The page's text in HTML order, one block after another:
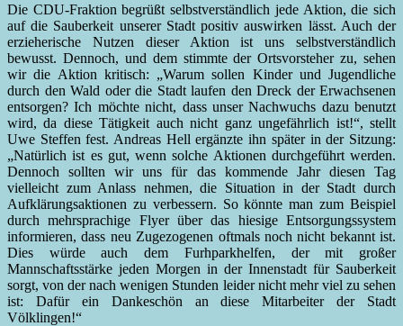
Die CDU-Fraktion begrüßt selbstverständlich jede Aktion, die sich
auf die Sauberkeit unserer Stadt positiv auswirken lässt. Auch der
erzieherische Nutzen dieser Aktion ist uns selbstverständlich
bewusst. Dennoch, und dem stimmte der Ortsvorsteher zu, sehen
wir die Aktion kritisch: „Warum sollen Kinder und Jugendliche
durch den Wald oder die Stadt laufen den Dreck der Erwachsenen
entsorgen? Ich möchte nicht, dass unser Nachwuchs dazu benutzt
wird, da diese Tätigkeit auch nicht ganz ungefährlich ist!“, stellt
Uwe Steffen fest. Andreas Hell ergänzte ihn später in der Sitzung:
„Natürlich ist es gut, wenn solche Aktionen durchgeführt werden.
Dennoch sollten wir uns für das kommende Jahr diesen Tag
vielleicht zum Anlass nehmen, die Situation in der Stadt durch
Aufklärungsaktionen zu verbessern. So könnte man zum Beispiel
durch mehrsprachige Flyer über das hiesige Entsorgungssystem
informieren, dass neu Zugezogenen oftmals noch nicht bekannt ist.
Dies würde auch dem Furhparkhelfen, der mit großer
Mannschaftsstärke jeden Morgen in der Innenstadt für Sauberkeit
sorgt, von der nach wenigen Stunden leider nicht mehr viel zu sehen
ist: Dafür ein Dankeschön an diese Mitarbeiter der Stadt
Völklingen!“